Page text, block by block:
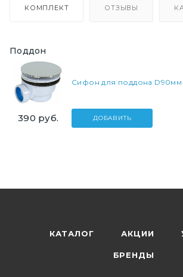
КОМПЛЕКТ ОТЗЫВЫ
Поддон
Сифон для поддона D90мм
390 руб. ДОБАВИТЬ
КАТАЛОГ АКЦИИ
БРЕНДЫ